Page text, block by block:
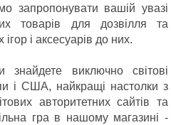
запропонувати вашій увазі
товарів для дозвілля та
ігор і аксесуарів до них.
виключно світові
і США, найкращі настолки з
авторитетних сайтів та
гра в нашому магазині -